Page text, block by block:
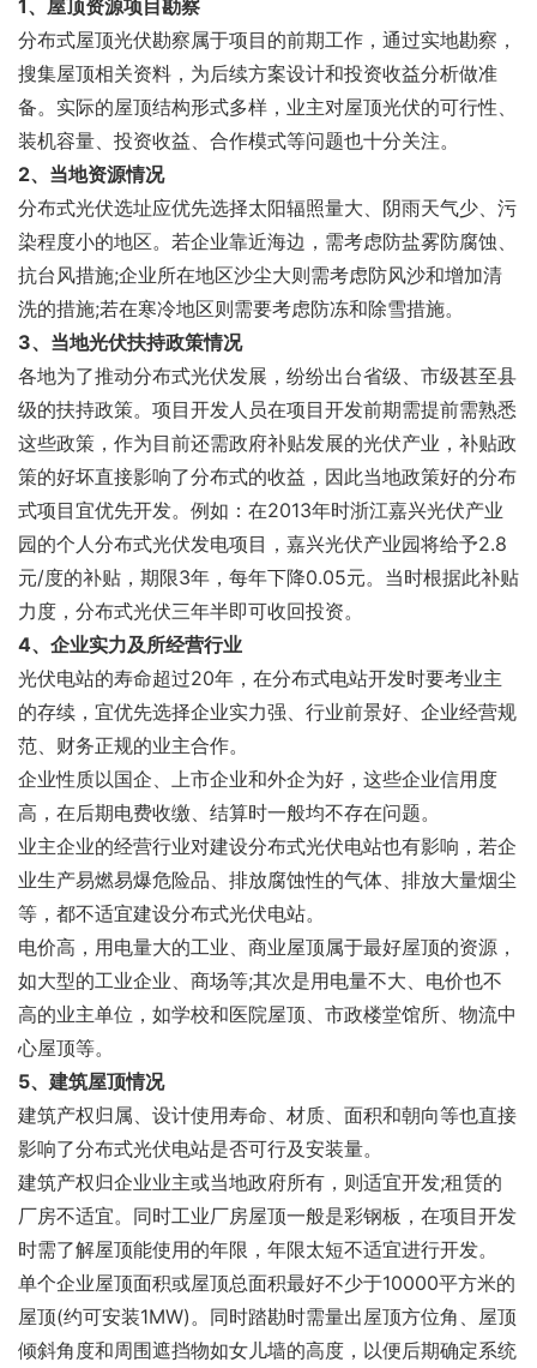
1、屋顶资源项目勘察
分布式屋顶光伏勘察属于项目的前期工作，通过实地勘察，
搜集屋顶相关资料，为后续方案设计和投资收益分析做准
备。实际的屋顶结构形式多样，业主对屋顶光伏的可行性、
装机容量、投资收益、合作模式等问题也十分关注。
2、当地资源情况
分布式光伏选址应优先选择太阳辐照量大、阴雨天气少、污
染程度小的地区。若企业靠近海边，需考虑防盐雾防腐蚀、
抗台风措施;企业所在地区沙尘大则需考虑防风沙和增加清
洗的措施;若在寒冷地区则需要考虑防冻和除雪措施。
3、当地光伏扶持政策情况
各地为了推动分布式光伏发展，纷纷出台省级、市级甚至县
级的扶持政策。项目开发人员在项目开发前期需提前需熟悉
这些政策，作为目前还需政府补贴发展的光伏产业，补贴政
策的好坏直接影响了分布式的收益，因此当地政策好的分布
式项目宜优先开发。例如：在2013年时浙江嘉兴光伏产业
园的个人分布式光伏发电项目，嘉兴光伏产业园将给予2.8
元/度的补贴，期限3年，每年下降0.05元。当时根据此补贴
力度，分布式光伏三年半即可收回投资。
4、企业实力及所经营行业
光伏电站的寿命超过20年，在分布式电站开发时要考业主
的存续，宜优先选择企业实力强、行业前景好、企业经营规
范、财务正规的业主合作。
企业性质以国企、上市企业和外企为好，这些企业信用度
高，在后期电费收缴、结算时一般均不存在问题。
业主企业的经营行业对建设分布式光伏电站也有影响，若企
业生产易燃易爆危险品、排放腐蚀性的气体、排放大量烟尘
等，都不适宜建设分布式光伏电站。
电价高，用电量大的工业、商业屋顶属于最好屋顶的资源，
如大型的工业企业、商场等;其次是用电量不大、电价也不
高的业主单位，如学校和医院屋顶、市政楼堂馆所、物流中
心屋顶等。
5、建筑屋顶情况
建筑产权归属、设计使用寿命、材质、面积和朝向等也直接
影响了分布式光伏电站是否可行及安装量。
建筑产权归企业业主或当地政府所有，则适宜开发;租赁的
厂房不适宜。同时工业厂房屋顶一般是彩钢板，在项目开发
时需了解屋顶能使用的年限，年限太短不适宜进行开发。
单个企业屋顶面积或屋顶总面积最好不少于10000平方米的
屋顶(约可安装1MW)。同时踏勘时需量出屋顶方位角、屋顶
倾斜角度和周围遮挡物如女儿墙的高度，以便后期确定系统